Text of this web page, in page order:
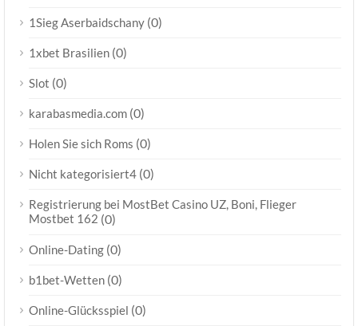
1Sieg Aserbaidschany (0)
1xbet Brasilien (0)
Slot (0)
karabasmedia.com (0)
Holen Sie sich Roms (0)
Nicht kategorisiert4 (0)
Registrierung bei MostBet Casino UZ, Boni, Flieger
Mostbet 162 (0)
Online-Dating (0)
b1bet-Wetten (0)
Online-Glücksspiel (0)